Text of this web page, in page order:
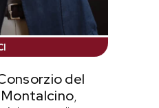
del
,